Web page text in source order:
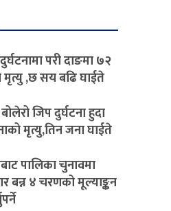
परी दाङमा ७२
मृत्यु ,छ सय बढि घाईते
जिप दुर्घटना हुदा
मृत्यु,तिन जना घाईते
पालिका चुनावमा
बन्न ४ चरणको मूल्याङ्कन